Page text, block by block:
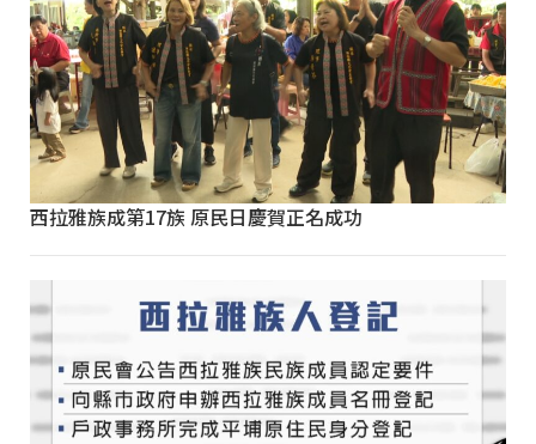
西拉雅族成第17族 原民日慶賀正名成功